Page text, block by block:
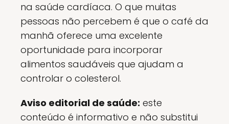
na saúde cardíaca. O que muitas
pessoas não percebem é que o café da
manhã oferece uma excelente
oportunidade para incorporar
alimentos saudáveis que ajudam a
controlar o colesterol.
Aviso editorial de saúde: este
conteúdo é informativo e não substitui